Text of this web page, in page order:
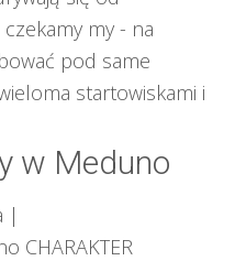
my - na
pod same
startowiskami i
w Meduno
|
CHARAKTER